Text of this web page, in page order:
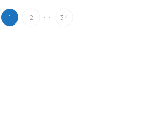
1 2 ... 34